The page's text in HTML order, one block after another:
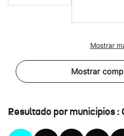
Mostrar
Mostrar
Resultado por municipios :